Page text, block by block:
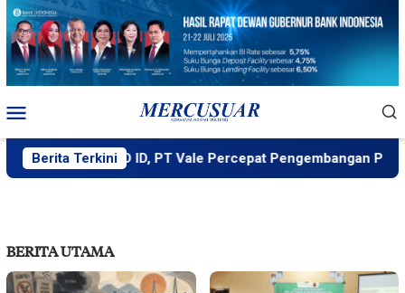
Loncat
konten
Mobile
Berita Terkini
MIND ID, PT Vale Percepat Pengembangan Proyek
BERITA UTAMA